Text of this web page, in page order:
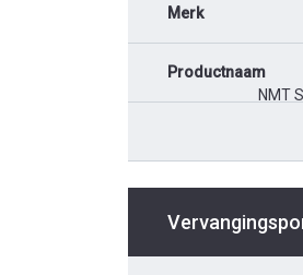
Merk
Productnaam
NMT